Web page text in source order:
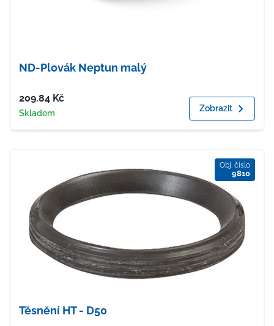
ND-Plovák Neptun malý
Cena
209.84 Kč
Dostupnost
Skladem Zobrazit
Obj. číslo
9810
Těsnění HT - D50